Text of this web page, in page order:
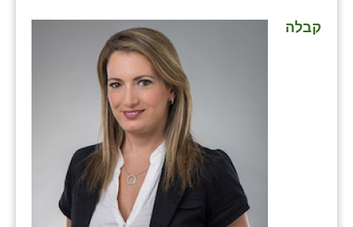
קבלה